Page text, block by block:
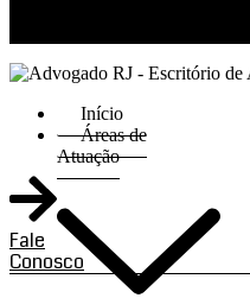
Início
Áreas de
Atuação
Fale
Conosco